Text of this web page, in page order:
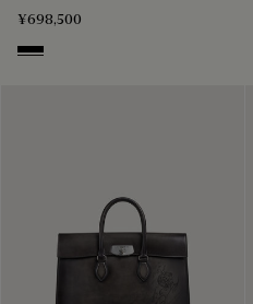
¥698,500
Black